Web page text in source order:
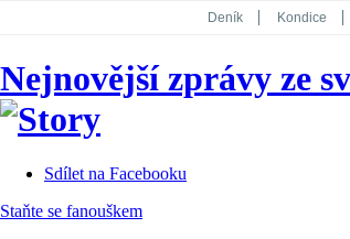
Deník Kondice
Koktejl
Nejnovější zprávy ze
Sdílet na Facebooku
Staňte se fanouškem